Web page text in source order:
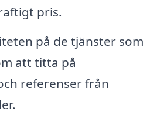
pris.
på de tjänster som
att titta på
referenser från